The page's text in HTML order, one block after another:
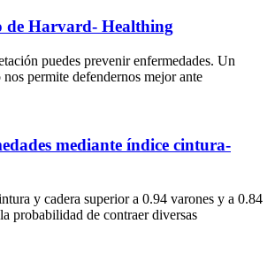
de Harvard- Healthing
puedes prevenir enfermedades. Un
nos permite defendernos mejor ante
mediante índice cintura-
y cadera superior a 0.94 varones y a 0.84
probabilidad de contraer diversas